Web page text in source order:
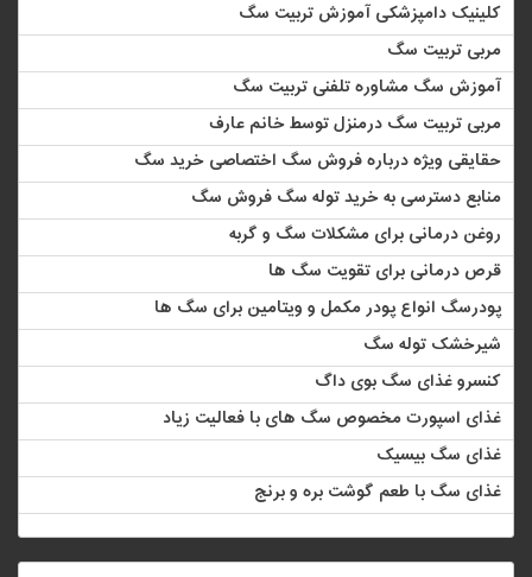
کلینیک دامپزشکی آموزش تربیت سگ
مربی تربیت سگ
آموزش سگ مشاوره تلفنی تربیت سگ
مربی تربیت سگ درمنزل توسط خانم عارف
حقایقی ویژه درباره فروش سگ اختصاصی خرید سگ
منابع دسترسی به خرید توله سگ فروش سگ
روغن درمانی برای مشکلات سگ و گربه
قرص درمانی برای تقویت سگ ها
پودرسگ انواع پودر مکمل و ویتامین برای سگ ها
شیرخشک توله سگ
کنسرو غذای سگ بوی داگ
غذای اسپورت مخصوص سگ های با فعالیت زیاد
غذای سگ بیسیک
غذای سگ با طعم گوشت بره و برنج